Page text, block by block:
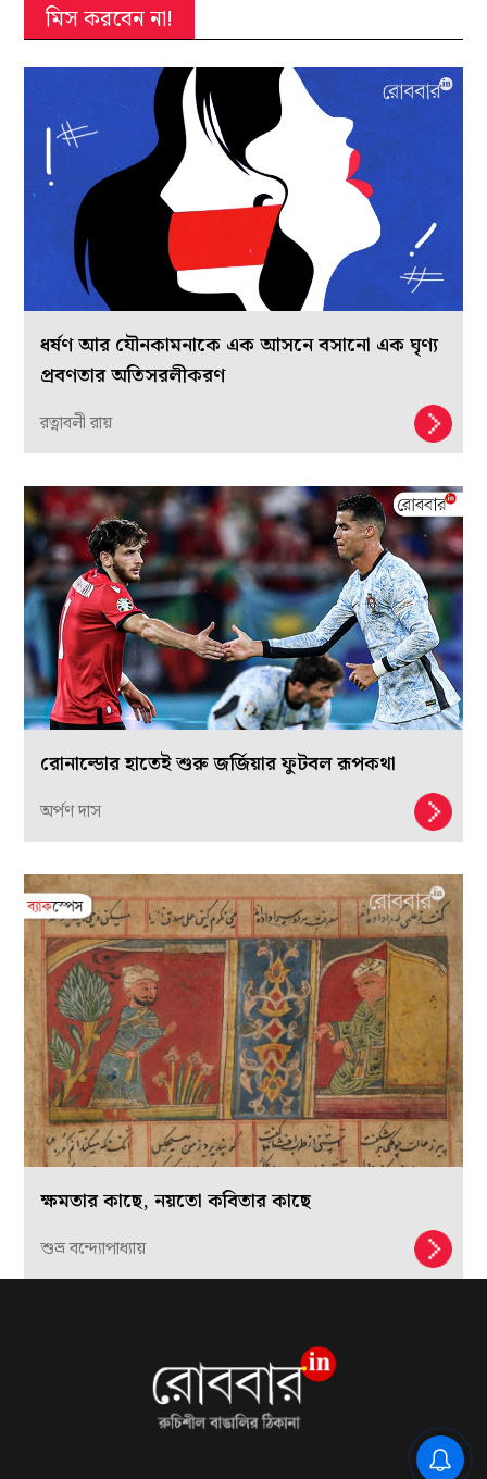
মিস করবেন না!
ধর্ষণ আর যৌনকামনাকে এক আসনে বসানো এক ঘৃণ্য
প্রবণতার অতিসরলীকরণ
রত্নাবলী রায়
রোনাল্ডোর হাতেই শুরু জর্জিয়ার ফুটবল রূপকথা
অর্পণ দাস
ক্ষমতার কাছে, নয়তো কবিতার কাছে
শুভ্র বন্দ্যোপাধ্যায়